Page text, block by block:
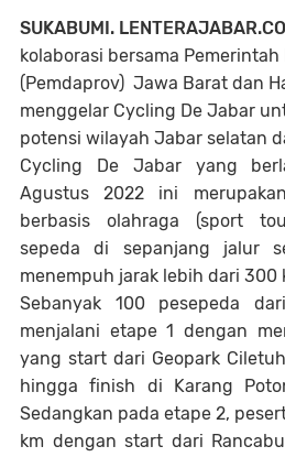
SUKABUMI.
kolaborasi bersama Pemerintah
(Pemdaprov) Jawa Barat dan
menggelar Cycling De Jabar
potensi wilayah Jabar selatan
Cycling De Jabar yang
Agustus 2022 ini
berbasis olahraga (sport
sepeda di sepanjang jalur
menempuh jarak lebih dari 300
Sebanyak 100 pesepeda
menjalani etape 1 dengan
yang start dari Geopark
hingga finish di Karang
Sedangkan pada etape 2,
km dengan start dari